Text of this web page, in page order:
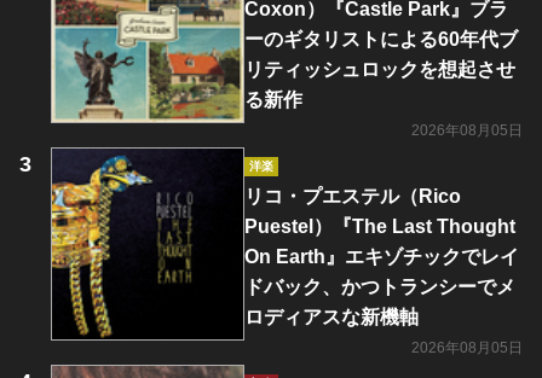
Coxon）『Castle Park』ブラ
ーのギタリストによる60年代ブ
リティッシュロックを想起させ
る新作
2026年08月05日
洋楽
リコ・プエステル（Rico
Puestel）『The Last Thought
On Earth』エキゾチックでレイ
ドバック、かつトランシーでメ
ロディアスな新機軸
2026年08月05日